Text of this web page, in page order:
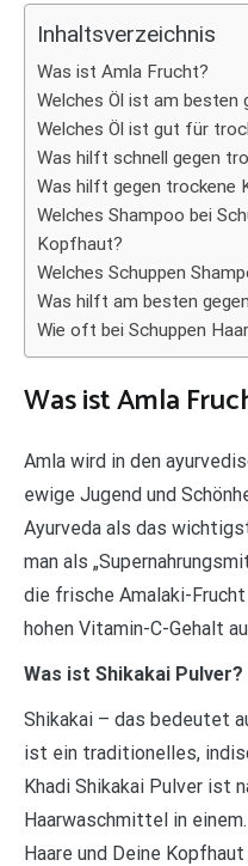
Inhaltsverzeichnis
Was ist Amla Frucht?
Welches Öl ist am besten
Welches Öl ist gut für
Was hilft schnell gegen
Was hilft gegen trockene
Welches Shampoo bei
Kopfhaut?
Welches Schuppen
Was hilft am besten
Wie oft bei Schuppen
Was ist Amla
Amla wird in den
ewige Jugend und
Ayurveda als das
man als
die frische Amalaki-
hohen Vitamin-C-Gehalt
Was ist Shikakai Pulver?
Shikakai – das bedeutet
ist ein traditionelles,
Khadi Shikakai Pulver ist
Haarwaschmittel in
Haare und Deine